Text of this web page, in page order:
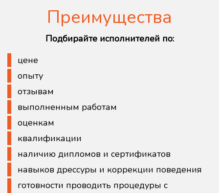
Преимущества
Подбирайте исполнителей по:
цене
опыту
отзывам
выполненным работам
оценкам
квалификации
наличию дипломов и сертификатов
навыков дрессуры и коррекции поведения
готовности проводить процедуры с